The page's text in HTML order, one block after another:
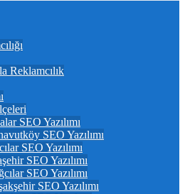
Reklamcılık
SEO Yazılımı
SEO Yazılımı
SEO Yazılımı
SEO Yazılımı
SEO Yazılımı
SEO Yazılımı